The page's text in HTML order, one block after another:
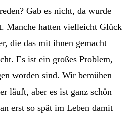
Gab es nicht, da wurde
Manche hatten vielleicht Glück
die das mit ihnen gemacht
Es ist ein großes Problem,
worden sind. Wir bemühen
läuft, aber es ist ganz schön
erst so spät im Leben damit